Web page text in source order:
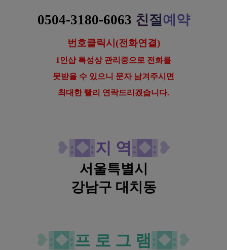
0504-3180-6063 친절예약
번호클릭시(전화연결)
1인샵 특성상 관리중으로 전화를
못받을 수 있으니 문자 남겨주시면
최대한 빨리 연락드리겠습니다.
❥:❖:지 역 :❖: ❥
서울특별시
강남구 대치동
❥:❖:프 로 그 램 :❖: ❥